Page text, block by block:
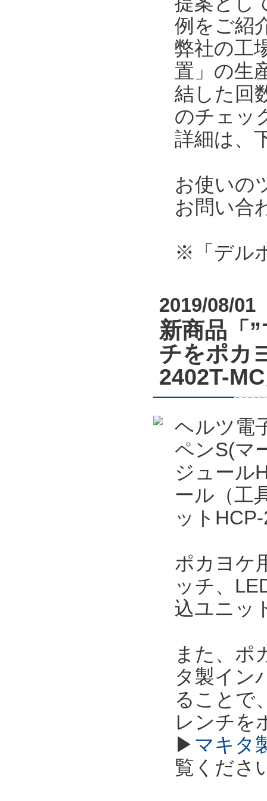
例をご紹
弊社の工
置」の生
結した回
のチェッ
詳細は、
お使いの
お問い合
※「デル
2019/08/01
新商品「
チをポカ
2402T-
ヘルツ電
ペンS(マ
ジュール
ール（工
ット
ポカヨケ
ッチ、
込ユニッ
また、ポ
タ製イン
ることで
レンチを
▶ マキタ
覧くださ